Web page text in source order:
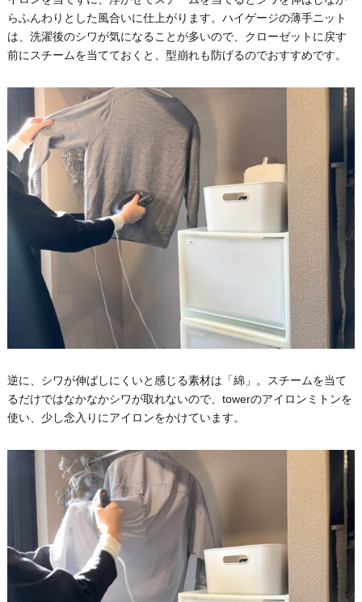
らふんわりとした風合いに仕上がります。ハイゲージの薄手ニット
は、洗濯後のシワが気になることが多いので、クローゼットに戻す
前にスチームを当てておくと、型崩れも防げるのでおすすめです。
逆に、シワが伸ばしにくいと感じる素材は「綿」。スチームを当て
るだけではなかなかシワが取れないので、towerのアイロンミトンを
使い、少し念入りにアイロンをかけています。